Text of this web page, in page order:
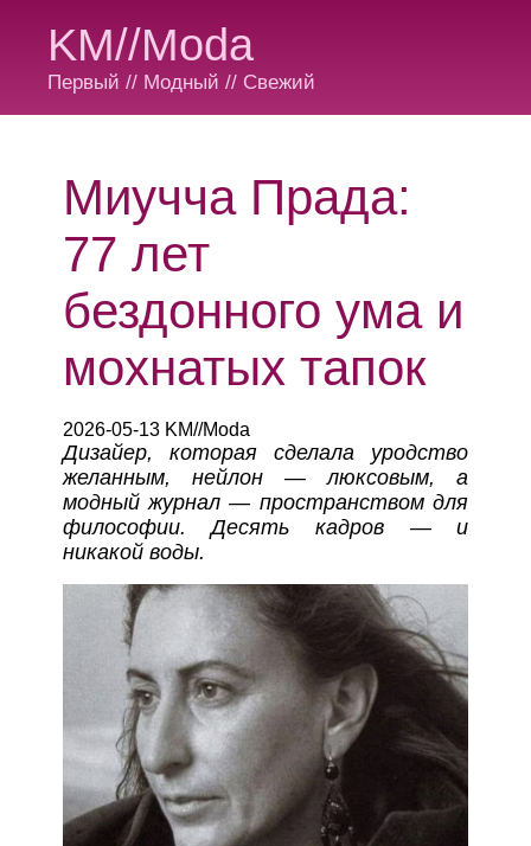
KM//Moda
Первый // Модный // Свежий
Миучча Прада:
77 лет
бездонного ума и
мохнатых тапок
2026-05-13 KM//Moda
Дизайер, которая сделала уродство
желанным, нейлон — люксовым, а
модный журнал — пространством для
философии. Десять кадров — и
никакой воды.